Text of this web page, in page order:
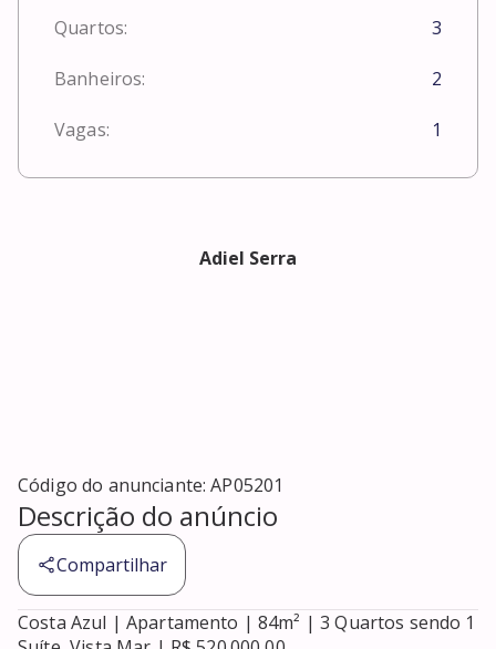
Quartos: 3
Banheiros: 2
Vagas: 1
Adiel Serra
Código do anunciante:AP05201
Descrição do anúncio
Compartilhar
Costa Azul | Apartamento | 84m² | 3 Quartos sendo 1